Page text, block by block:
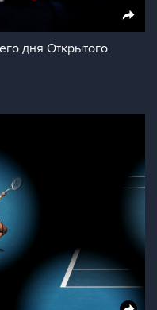
дня Открытого